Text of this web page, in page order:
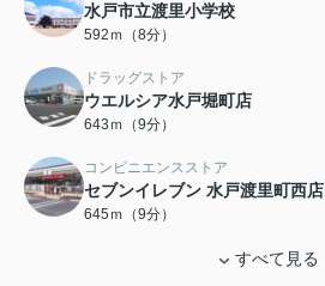
水戸市立渡里小学校
592ｍ（8分）
ドラッグストア
ウエルシア水戸堀町店
643ｍ（9分）
コンビニエンスストア
セブンイレブン 水戸渡里町西店
645ｍ（9分）
すべて見る